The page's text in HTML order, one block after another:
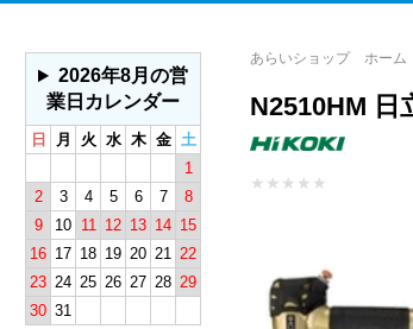
あらいショップ ホーム
N2510HM 日
★ ★ ★ ★ ★
2026年8月の営
業日カレンダー
日 月 火 水 木 金 土
1
2
3 4 5 6 7
8
9
10 11 12 13 14 15
16 17 18 19 20 21 22
23 24 25 26 27 28 29
30 31